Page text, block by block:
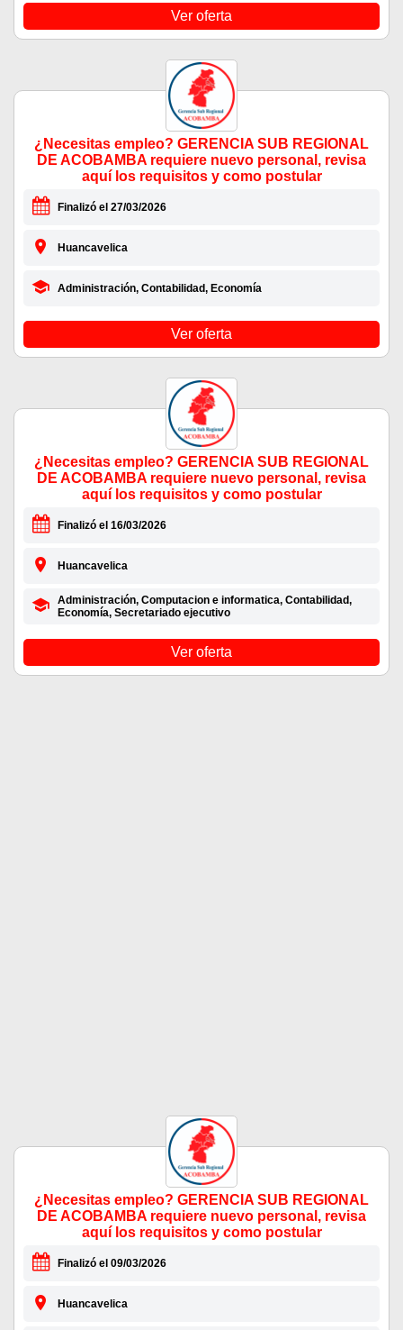
Ver oferta
¿Necesitas empleo? GERENCIA SUB REGIONAL
DE ACOBAMBA requiere nuevo personal, revisa
aquí los requisitos y como postular
Finalizó el 27/03/2026
Huancavelica
Administración, Contabilidad, Economía
Ver oferta
¿Necesitas empleo? GERENCIA SUB REGIONAL
DE ACOBAMBA requiere nuevo personal, revisa
aquí los requisitos y como postular
Finalizó el 16/03/2026
Huancavelica
Administración, Computacion e informatica, Contabilidad,
Economía, Secretariado ejecutivo
Ver oferta
¿Necesitas empleo? GERENCIA SUB REGIONAL
DE ACOBAMBA requiere nuevo personal, revisa
aquí los requisitos y como postular
Finalizó el 09/03/2026
Huancavelica